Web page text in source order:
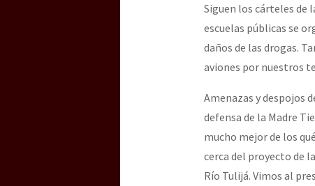
Siguen los cárteles de
escuelas públicas se
daños de las drogas.
aviones por nuestros
Amenazas y despojos
defensa de la Madre
mucho mejor de los
cerca del proyecto de
Río Tulijá. Vimos al